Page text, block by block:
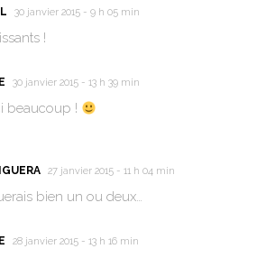
30 janvier 2015 - 9 h 05 min
!
30 janvier 2015 - 13 h 39 min
beaucoup !
27 janvier 2015 - 11 h 04 min
bien un ou deux…
28 janvier 2015 - 13 h 16 min